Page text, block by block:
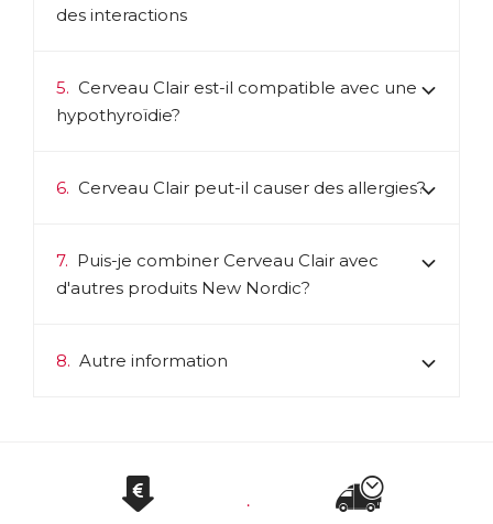
des interactions
5. Cerveau Clair est-il compatible avec une
hypothyroïdie?
6. Cerveau Clair peut-il causer des allergies?
7. Puis-je combiner Cerveau Clair avec
d'autres produits New Nordic?
8. Autre information